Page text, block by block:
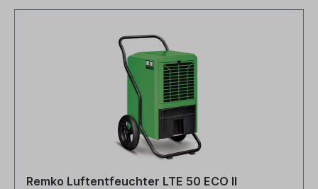
Remko Luftentfeuchter LTE 50 ECO II